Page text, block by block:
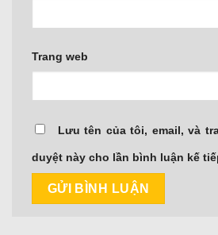
Trang web
Lưu tên của tôi, email, và
duyệt này cho lần bình luận kế